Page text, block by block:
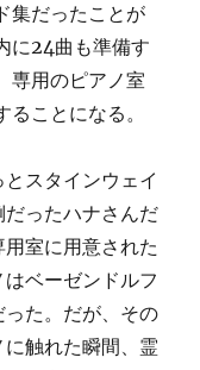
集だったことが
に24曲も準備す
専用のピアノ室
ことになる。
スタインウェイ
だったハナさんだ
用室に用意された
はベーゼンドルフ
った。だが、その
に触れた瞬間、霊